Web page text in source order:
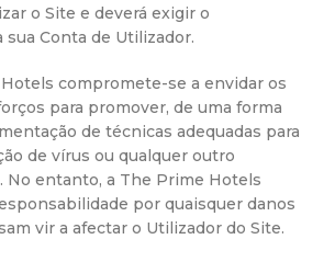
o Site e deverá exigir o
Conta de Utilizador.
compromete-se a envidar os
para promover, de uma forma
de técnicas adequadas para
de vírus ou qualquer outro
No entanto, a The Prime Hotels
por quaisquer danos
vir a afectar o Utilizador do Site.